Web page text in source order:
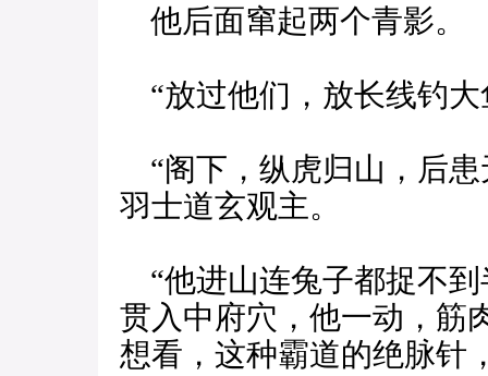
他后面窜起两个青影。
“放过他们，放长线钓
“阁下，纵虎归山，后患
羽士道玄观主。
“他进山连兔子都捉不到
贯入中府穴，他一动，筋
想看，这种霸道的绝脉针